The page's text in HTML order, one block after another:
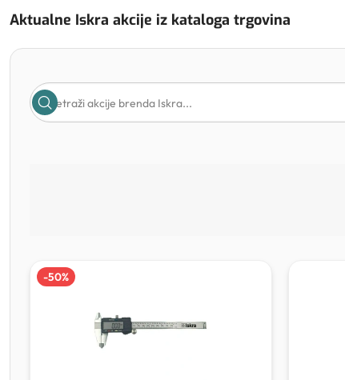
Aktualne Iskra akcije iz kataloga trgovina
-50%